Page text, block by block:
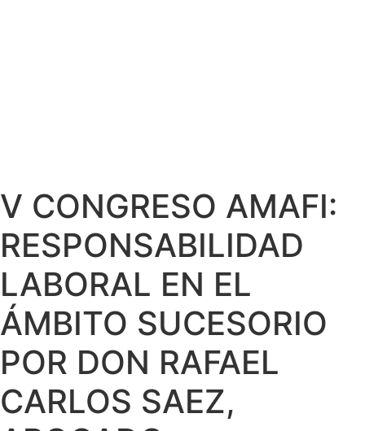
V CONGRESO AMAFI:
RESPONSABILIDAD
LABORAL EN EL
ÁMBITO SUCESORIO
POR DON RAFAEL
CARLOS SAEZ,